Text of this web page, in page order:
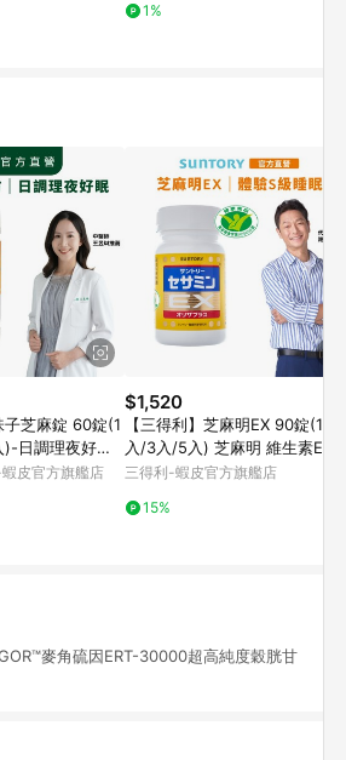
1%
子芝麻錠 60錠(1
日調理夜好眠
熬夜必備 調節生
皮官方旗艦店
$1,520
【三得利】芝麻明EX 90錠(1入/2
入/3入/5入) 芝麻明 維生素E 睡
眠新日常 國家護肝核可 官方直營
三得利-蝦皮官方旗艦店
15%
麥角硫因ERT-30000超高純度穀胱甘